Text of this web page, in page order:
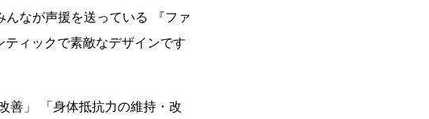
なが声援を送っている 『ファ
ィックで素敵なデザインです
善」 「身体抵抗力の維持・改